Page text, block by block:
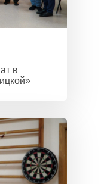
в